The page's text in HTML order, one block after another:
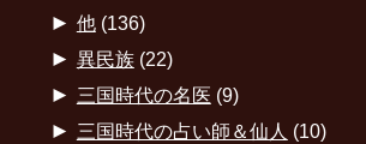
► 他(136)
► 異民族(22)
► 三国時代の名医 (9)
► 三国時代の占い師＆仙人 (10)